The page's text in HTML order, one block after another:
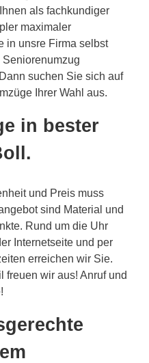
als fachkundiger
maximaler
in unsre Firma selbst
suchen Sie sich auf
Ihrer Wahl aus.
in bester
und Preis muss
sind Material und
Rund um die Uhr
Internetseite und per
erreichen wir Sie.
freuen wir aus! Anruf und